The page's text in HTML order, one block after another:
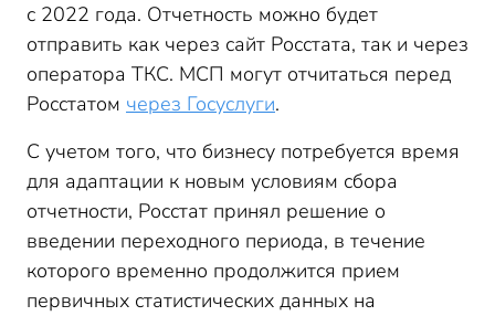
с 2022 года. Отчетность можно будет
отправить как через сайт Росстата, так и через
оператора ТКС. МСП могут отчитаться перед
Росстатом через Госуслуги.
С учетом того, что бизнесу потребуется время
для адаптации к новым условиям сбора
отчетности, Росстат принял решение о
введении переходного периода, в течение
которого временно продолжится прием
первичных статистических данных на